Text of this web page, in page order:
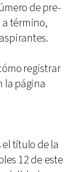
de pre-
a término,
registrar
la página
el título de la
12 de este